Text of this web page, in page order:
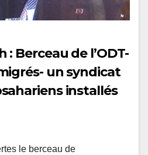
: Berceau de l’ODT-
syndicat
installés
le berceau de